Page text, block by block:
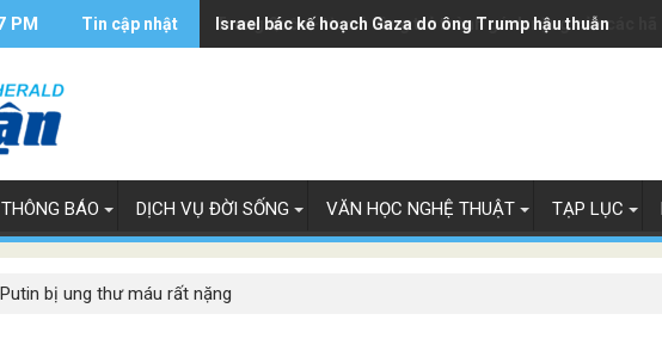
PM Tin cập nhật Trung Quốc - từ mỏ vàng trở thành gánh nặng của các
Israel bác kế hoạch Gaza do ông Trump hậu thuẫn
THÔNG BÁO DỊCH VỤ ĐỜI SỐNG VĂN HỌC NGHỆ THUẬT TẠP LỤC
bị ung thư máu rất nặng